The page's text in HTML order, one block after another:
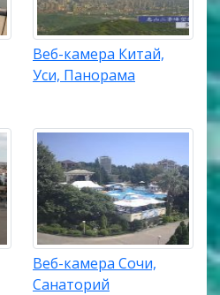
Веб-камера Китай,
Уси, Панорама
Веб-камера Сочи,
Санаторий